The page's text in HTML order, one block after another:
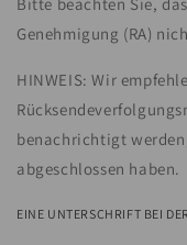
Genehmigung (RA)
HINWEIS: Wir
benachrichtigt
abgeschlossen haben.
EINE UNTERSCHRIFT BEI